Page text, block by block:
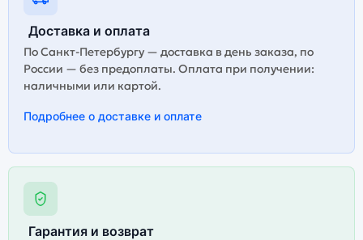
Доставка и оплата
По Санкт-Петербургу — доставка в день заказа, по
России — без предоплаты. Оплата при получении:
наличными или картой.
Подробнее о доставке и оплате
Гарантия и возврат